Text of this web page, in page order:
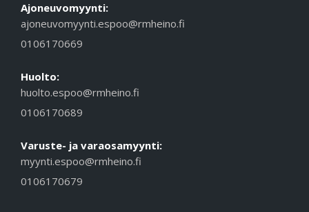
Ajoneuvomyynti:
ajoneuvomyynti.espoo@rmheino.fi
0106170669
Huolto:
huolto.espoo@rmheino.fi
0106170689
Varuste- ja varaosamyynti:
myynti.espoo@rmheino.fi
0106170679